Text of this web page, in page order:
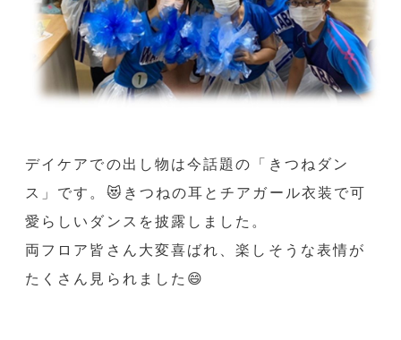
デイケアでの出し物は今話題の「きつねダン
ス」です。😻きつねの耳とチアガール衣装で可
愛らしいダンスを披露しました。
両フロア皆さん大変喜ばれ、楽しそうな表情が
たくさん見られました😄